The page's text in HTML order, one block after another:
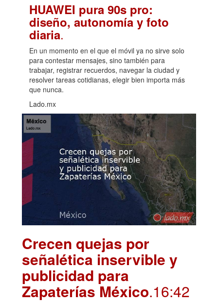
HUAWEI pura 90s pro:
diseño, autonomía y foto
diaria.
En un momento en el que el móvil ya no sirve solo
para contestar mensajes, sino también para
trabajar, registrar recuerdos, navegar la ciudad y
resolver tareas cotidianas, elegir bien importa más
que nunca.
Lado.mx
Crecen quejas por
señalética inservible y
publicidad para
Zapaterías México.16:42